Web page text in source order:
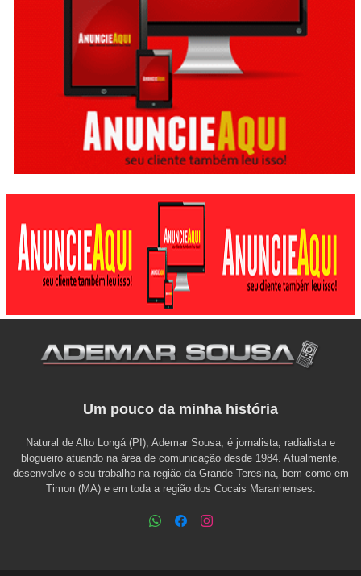
Um pouco da minha história
Natural de Alto Longá (PI), Ademar Sousa, é jornalista, radialista e
blogueiro atuando na área de comunicação desde 1984. Atualmente,
desenvolve o seu trabalho na região da Grande Teresina, bem como em
Timon (MA) e em toda a região dos Cocais Maranhenses.